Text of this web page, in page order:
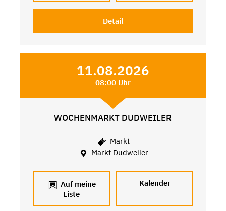
Detail
11.08.2026
08:00 Uhr
WOCHENMARKT DUDWEILER
Markt
Markt Dudweiler
Auf meine
Liste
Kalender